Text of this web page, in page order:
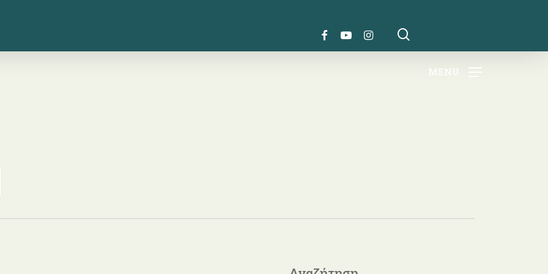
MENU
FACEBOOK
YOUTUBEINSTAGRAM